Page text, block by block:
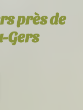
près de
Gers